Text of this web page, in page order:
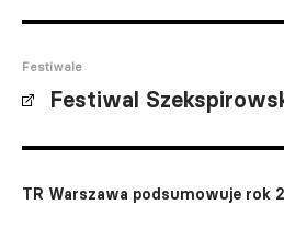
Festiwale
Festiwal
TR Warszawa podsumowuje rok